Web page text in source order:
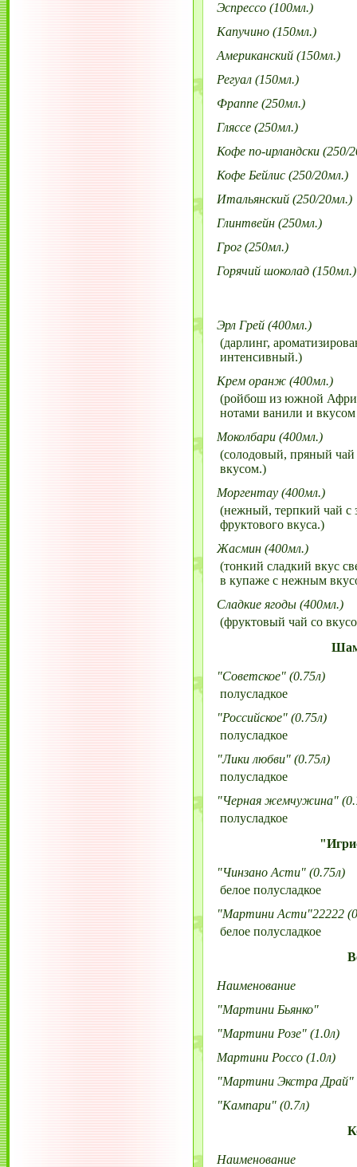
Эспрессо (100мл.)
Капучино (150мл.)
Американский (150мл.)
Регуал (150мл.)
Фраппе (250мл.)
Гляссе (250мл.)
Кофе по-ирландски (250/
Кофе Бейлис (250/20мл.)
Итальянский (250/20мл.)
Глинтвейн (250мл.)
Грог (250мл.)
Горячий шоколад (150мл.)
Эрл Грей (400мл.)
(дарлинг,
интенсивный.)
Крем оранж (400мл.)
(ройбош из южной
нотами ванили и
Моколбари (400мл.)
(солодовый, пряный чай
вкусом.)
Моргентау (400мл.)
(нежный, терпкий чай с
фруктового вкуса.)
Жасмин (400мл.)
(тонкий сладкий вкус
в купаже с нежным
Сладкие ягоды (400мл.)
(фруктовый чай со
"Советское" (0.75л)
полусладкое
"Российское" (0.75л)
полусладкое
"Лики любви" (0.75л)
полусладкое
"Черная жемчужина"
полусладкое
"Чинзано Асти" (0.75л)
белое полусладкое
"Мартини Асти"22222
белое полусладкое
Наименование
"Мартини Бьянко"
"Мартини Розе" (1.0л)
Мартини Россо (1.0л)
"Мартини Экстра Драй"
"Кампари" (0.7л)
Наименование